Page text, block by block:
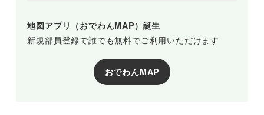
地図アプリ（おでわんMAP）誕生
新規部員登録で誰でも無料でご利用いただけます
おでわんMAP